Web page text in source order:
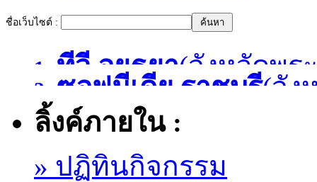
ชื่อเว็บไซต์ :
1. ทีวี อยุธยา(จังหวัดพร
2. ซอฟมีเดีย ราชบุรี(จัง
ลิ้งค์ภายใน :
» ปฏิทินกิจกรรม